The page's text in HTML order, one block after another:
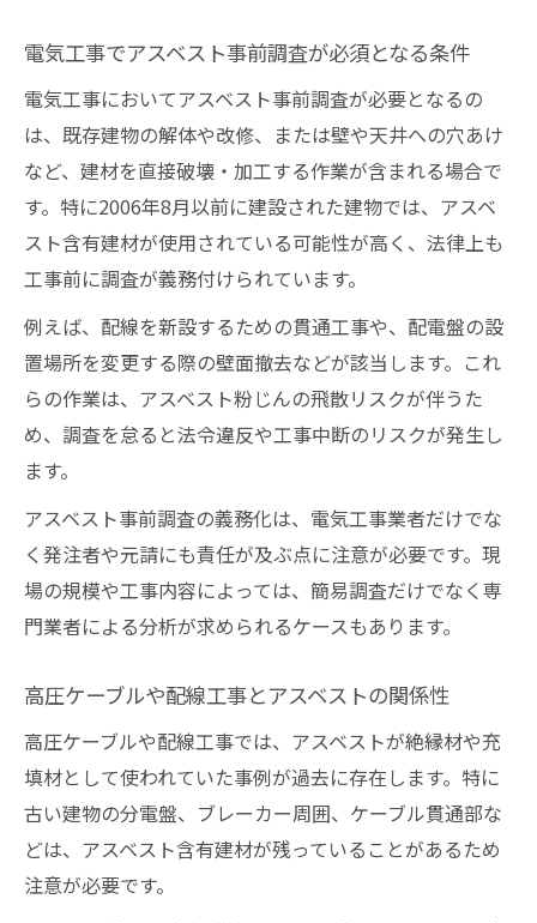
電気工事でアスベスト事前調査が必須となる条件
電気工事においてアスベスト事前調査が必要となるの
は、既存建物の解体や改修、または壁や天井への穴あけ
など、建材を直接破壊・加工する作業が含まれる場合で
す。特に2006年8月以前に建設された建物では、アスベ
スト含有建材が使用されている可能性が高く、法律上も
工事前に調査が義務付けられています。
例えば、配線を新設するための貫通工事や、配電盤の設
置場所を変更する際の壁面撤去などが該当します。これ
らの作業は、アスベスト粉じんの飛散リスクが伴うた
め、調査を怠ると法令違反や工事中断のリスクが発生し
ます。
アスベスト事前調査の義務化は、電気工事業者だけでな
く発注者や元請にも責任が及ぶ点に注意が必要です。現
場の規模や工事内容によっては、簡易調査だけでなく専
門業者による分析が求められるケースもあります。
高圧ケーブルや配線工事とアスベストの関係性
高圧ケーブルや配線工事では、アスベストが絶縁材や充
填材として使われていた事例が過去に存在します。特に
古い建物の分電盤、ブレーカー周囲、ケーブル貫通部な
どは、アスベスト含有建材が残っていることがあるため
注意が必要です。